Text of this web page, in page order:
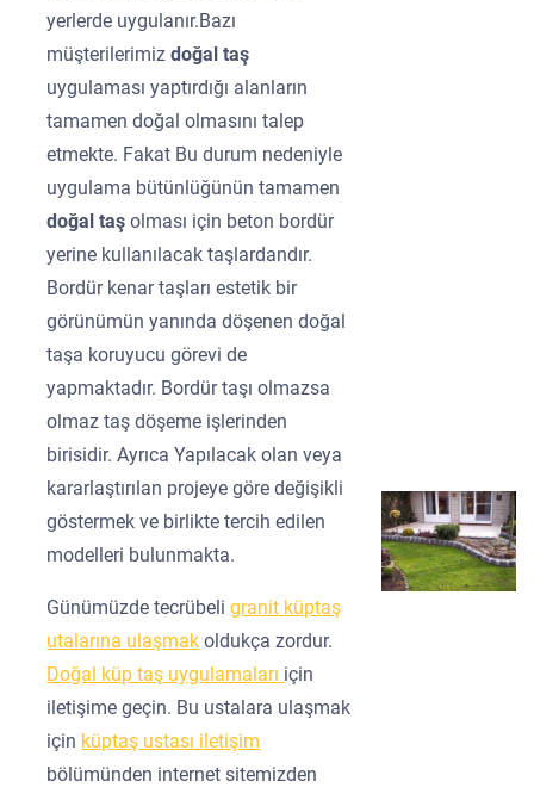
yerlerde uygulanır.Bazı
müşterilerimizdoğal taş
uygulaması yaptırdığı alanların
tamamen doğal olmasını talep
etmekte. Fakat Bu durum nedeniyle
uygulama bütünlüğünün tamamen
doğal taşolması için beton bordür
yerine kullanılacak taşlardandır.
Bordür kenar taşları estetik bir
görünümün yanında döşenen doğal
taşa koruyucu görevi de
yapmaktadır. Bordür taşı olmazsa
olmaz taş döşeme işlerinden
birisidir. Ayrıca Yapılacak olan veya
kararlaştırılan projeye göre değişikli
göstermek ve birlikte tercih edilen
modelleri bulunmakta.
Günümüzde tecrübeligranit küptaş
utalarına ulaşmak oldukça zordur.
Doğal küp taş uygulamaları için
iletişime geçin. Bu ustalara ulaşmak
için küptaş ustası iletişim
bölümünden internet sitemizden